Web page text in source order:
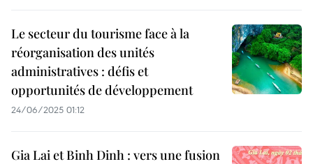
Le secteur du tourisme face à la
réorganisation des unités
administratives : défis et
opportunités de développement
24/06/2025 01:12
Gia Lai et Binh Dinh : vers une fusion